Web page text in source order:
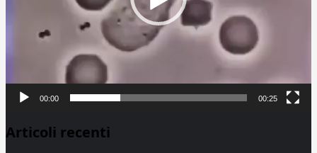
00:00 00:25
Articoli recenti